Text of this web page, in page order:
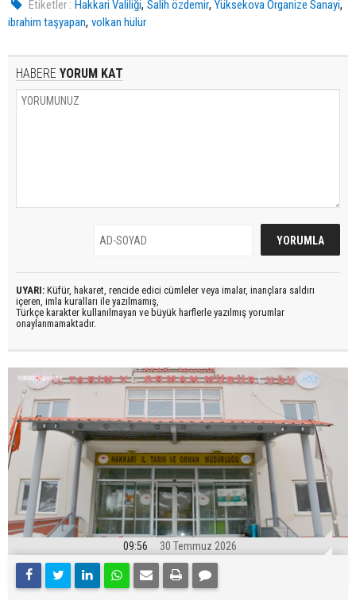
Etiketler : Hakkari Valiliği,Salih özdemir,Yüksekova Organize Sanayi,
ibrahim taşyapan, volkan hülür
HABERE YORUM KAT
UYARI: Küfür, hakaret, rencide edici cümleler veya imalar, inançlara saldırı
içeren, imla kuralları ile yazılmamış,
Türkçe karakter kullanılmayan ve büyük harflerle yazılmış yorumlar
onaylanmamaktadır.
09:56 30 Temmuz 2026